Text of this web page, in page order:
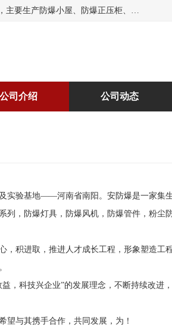
南阳首安防爆电气有限公司是一家集开发、生产、销售、安装、服务为一体的专业防爆公司，主要生产防爆小屋、防爆正压柜、防爆空调、防爆控制箱、防爆配电箱（柜），防爆正压系列，防爆灯具，防爆风机，防爆管件，粉尘防爆，防腐防尘防水等百余系列上千种防爆产品。
公司介绍 公司动态
实验基地——河南省南阳。安防爆是一家集
列，防爆灯具，防爆风机，防爆管件，粉尘
，积进取，推进人才成长工程，形象塑造工
，科技兴企业”的发展理念，不断持续改进
望与其携手合作，共同发展，为！